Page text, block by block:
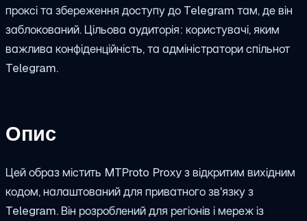
проксі та збереження доступу до Telegram там, де він
заблокований. Цільова аудиторія: користувачі, яким
важлива конфіденційність, та адміністратори спільнот
Telegram.
Опис
Цей образ містить MTProto Proxy з відкритим вихідним
кодом, налаштований для приватного зв'язку з
Telegram. Він розроблений для регіонів і мереж із